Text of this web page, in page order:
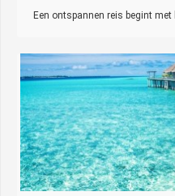
Een ontspannen reis begint